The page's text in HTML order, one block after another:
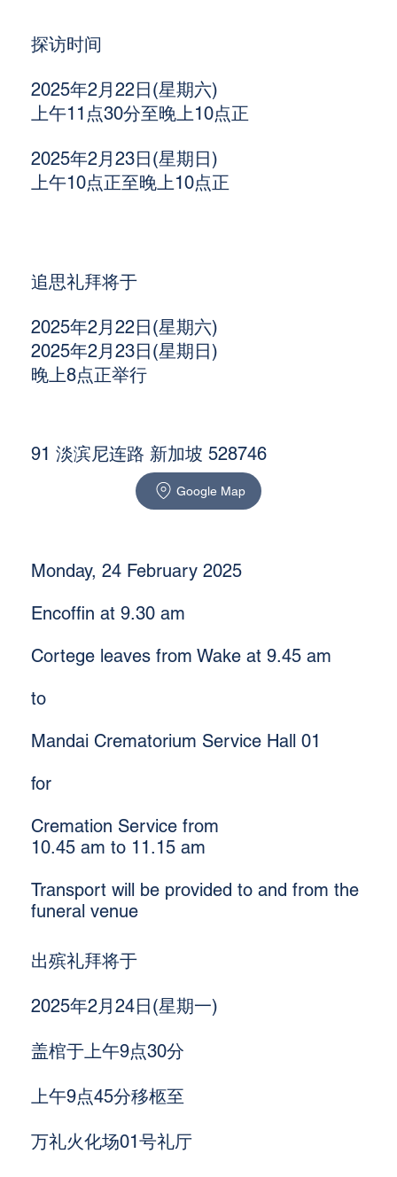
Google Map
Monday, 24 February 2025
Encoffin at 9.30 am
Cortege leaves from Wake at 9.45 am
to
Mandai Crematorium Service Hall 01
for
Cremation Service from
10.45 am to 11.15 am
Transport will be provided to and from the
funeral venue
探访时间
2025年2月22日(星期六)
上午11点30分至晚上10点正
2025年2月23日(星期日)
上午10点正至晚上10点正
追思礼拜将于
2025年2月22日(星期六)
2025年2月23日(星期日)
晚上8点正举行
91 淡滨尼连路 新加坡 528746
出殡礼拜将于
2025年2月24日(星期一)
盖棺于上午9点30分
上午9点45分移柩至
万礼火化场01号礼厅